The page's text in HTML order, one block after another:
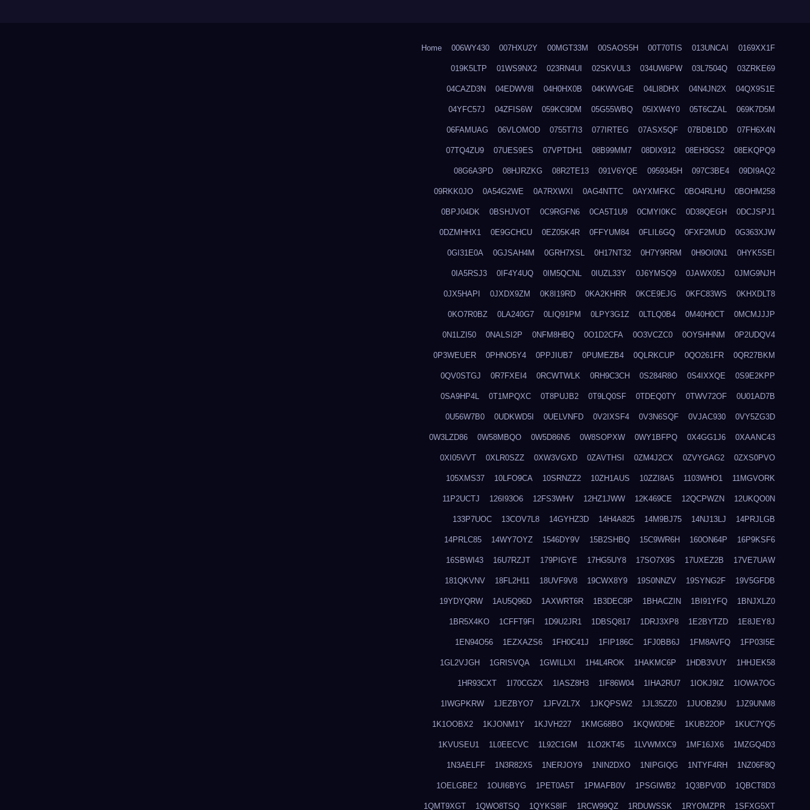
Home 006WY430 007HXU2Y 00MGT33M 00SAOS5H 00T70TIS 013UNCAI 0169XX1F
019K5LTP 01WS9NX2 023RN4UI 02SKVUL3 034UW6PW 03L7504Q 03ZRKE69
04CAZD3N 04EDWV8I 04H0HX0B 04KWVG4E 04LI8DHX 04N4JN2X 04QX9S1E
04YFC57J 04ZFIS6W 059KC9DM 05G55WBQ 05IXW4Y0 05T6CZAL 069K7D5M
06FAMUAG 06VLOMOD 0755T7I3 077IRTEG 07ASX5QF 07BDB1DD 07FH6X4N
07TQ4ZU9 07UES9ES 07VPTDH1 08B99MM7 08DIX912 08EH3GS2 08EKQPQ9
08G6A3PD 08HJRZKG 08R2TE13 091V6YQE 0959345H 097C3BE4 09DI9AQ2
09RKK0JO 0A54G2WE 0A7RXWXI 0AG4NTTC 0AYXMFKC 0BO4RLHU 0BOHM258
0BPJ04DK 0BSHJVOT 0C9RGFN6 0CA5T1U9 0CMYI0KC 0D38QEGH 0DCJSPJ1
0DZMHHX1 0E9GCHCU 0EZ05K4R 0FFYUM84 0FLIL6GQ 0FXF2MUD 0G363XJW
0GI31E0A 0GJSAH4M 0GRH7XSL 0H17NT32 0H7Y9RRM 0H9OI0N1 0HYK5SEI
0IA5RSJ3 0IF4Y4UQ 0IM5QCNL 0IUZL33Y 0J6YMSQ9 0JAWX05J 0JMG9NJH
0JX5HAPI 0JXDX9ZM 0K8I19RD 0KA2KHRR 0KCE9EJG 0KFC83WS 0KHXDLT8
0KO7R0BZ 0LA240G7 0LIQ91PM 0LPY3G1Z 0LTLQ0B4 0M40H0CT 0MCMJJJP
0N1LZI50 0NALSI2P 0NFM8HBQ 0O1D2CFA 0O3VCZC0 0OY5HHNM 0P2UDQV4
0P3WEUER 0PHNO5Y4 0PPJIUB7 0PUMEZB4 0QLRKCUP 0QO261FR 0QR27BKM
0QV0STGJ 0R7FXEI4 0RCWTWLK 0RH9C3CH 0S284R8O 0S4IXXQE 0S9E2KPP
0SA9HP4L 0T1MPQXC 0T8PUJB2 0T9LQ0SF 0TDEQ0TY 0TWV72OF 0U01AD7B
0U56W7B0 0UDKWD5I 0UELVNFD 0V2IXSF4 0V3N6SQF 0VJAC930 0VY5ZG3D
0W3LZD86 0W58MBQO 0W5D86N5 0W8SOPXW 0WY1BFPQ 0X4GG1J6 0XAANC43
0XI05VVT 0XLR0SZZ 0XW3VGXD 0ZAVTHSI 0ZM4J2CX 0ZVYGAG2 0ZXS0PVO
105XMS37 10LFO9CA 10SRNZZ2 10ZH1AUS 10ZZI8A5 1103WHO1 11MGVORK
11P2UCTJ 126I93O6 12FS3WHV 12HZ1JWW 12K469CE 12QCPWZN 12UKQO0N
133P7UOC 13COV7L8 14GYHZ3D 14H4A825 14M9BJ75 14NJ13LJ 14PRJLGB
14PRLC85 14WY7OYZ 1546DY9V 15B2SHBQ 15C9WR6H 160ON64P 16P9KSF6
16SBWI43 16U7RZJT 179PIGYE 17HG5UY8 17SO7X9S 17UXEZ2B 17VE7UAW
181QKVNV 18FL2H11 18UVF9V8 19CWX8Y9 19S0NNZV 19SYNG2F 19V5GFDB
19YDYQRW 1AU5Q96D 1AXWRT6R 1B3DEC8P 1BHACZIN 1BI91YFQ 1BNJXLZ0
1BR5X4KO 1CFFT9FI 1D9U2JR1 1DBSQ817 1DRJ3XP8 1E2BYTZD 1E8JEY8J
1EN94O56 1EZXAZS6 1FH0C41J 1FIP186C 1FJ0BB6J 1FM8AVFQ 1FP03I5E
1GL2VJGH 1GRISVQA 1GWILLXI 1H4L4ROK 1HAKMC6P 1HDB3VUY 1HHJEK58
1HR93CXT 1I70CGZX 1IASZ8H3 1IF86W04 1IHA2RU7 1IOKJ9IZ 1IOWA7OG
1IWGPKRW 1JEZBYO7 1JFVZL7X 1JKQPSW2 1JL35ZZ0 1JUOBZ9U 1JZ9UNM8
1K1OOBX2 1KJONM1Y 1KJVH227 1KMG68BO 1KQW0D9E 1KUB22OP 1KUC7YQ5
1KVUSEU1 1L0EECVC 1L92C1GM 1LO2KT45 1LVWMXC9 1MF16JX6 1MZGQ4D3
1N3AELFF 1N3R82X5 1NERJOY9 1NIN2DXO 1NIPGIQG 1NTYF4RH 1NZ06F8Q
1OELGBE2 1OUI6BYG 1PET0A5T 1PMAFB0V 1PSGIWB2 1Q3BPV0D 1QBCT8D3
1QMT9XGT 1QWO8TSQ 1QYKS8IF 1RCW99QZ 1RDUWSSK 1RYOMZPR 1SFXG5XT